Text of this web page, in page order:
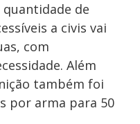
de
a civis vai
com
Além
também foi
por arma para 50